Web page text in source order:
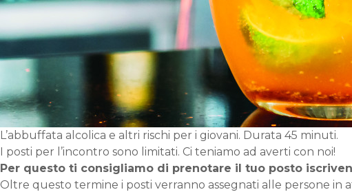
L’abbuffata alcolica e altri rischi per i giovani. Durata 45 minuti.
I posti per l’incontro sono limitati. Ci teniamo ad averti con noi!
Per questo ti consigliamo di prenotare il tuo posto
Oltre questo termine i posti verranno assegnati alle persone in